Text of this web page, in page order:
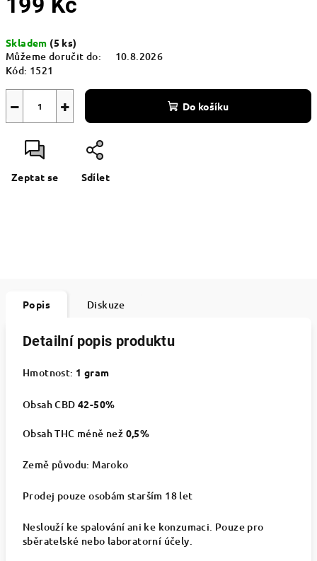
cena:
Skladem (5 ks)
Můžeme doručit do:
10.8.2026
Kód: 1521
+
− Do košíku
Zeptat se Sdílet
Popis Diskuze
Detailní popis produktu
Hmotnost: 1 gram
Obsah CBD 42-50%
Obsah THC méně než 0,5%
Země původu: Maroko
Prodej pouze osobám starším 18 let
Neslouží ke spalování ani ke konzumaci. Pouze pro
sběratelské nebo laboratorní účely.